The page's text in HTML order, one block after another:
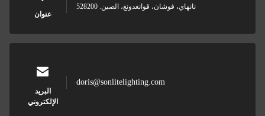
عنوان
نانهاي، فوشان، قوانغدونغ، الصين. 528200
البريد
الإلكتروني
doris@sonlitelighting.com